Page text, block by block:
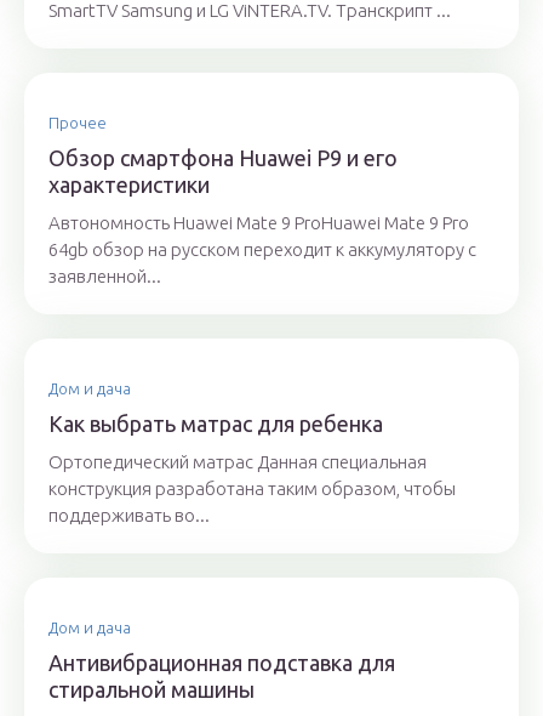
SmartTV Samsung и LG ViNTERA.TV. Транскрипт ...
Прочее
Обзор смартфона Huawei P9 и его
характеристики
Автономность Huawei Mate 9 ProHuawei Mate 9 Pro
64gb обзор на русском переходит к аккумулятору с
заявленной...
Дом и дача
Как выбрать матрас для ребенка
Ортопедический матрас Данная специальная
конструкция разработана таким образом, чтобы
поддерживать во...
Дом и дача
Антивибрационная подставка для
стиральной машины